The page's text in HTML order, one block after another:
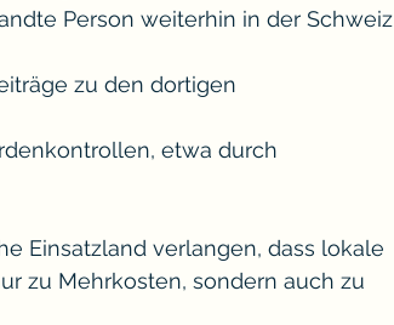
Person weiterhin in der Schweiz
zu den dortigen
etwa durch
Einsatzland verlangen, dass lokale
zu Mehrkosten, sondern auch zu